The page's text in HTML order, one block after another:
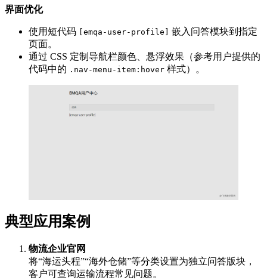
界面优化
使用短代码 [emqa-user-profile] 嵌入问答模块到指定
页面。
通过 CSS 定制导航栏颜色、悬浮效果（参考用户提供的
代码中的 .nav-menu-item:hover 样式）。
典型应用案例
物流企业官网
将“海运头程”“海外仓储”等分类设置为独立问答版块，
客户可查询运输流程常见问题。